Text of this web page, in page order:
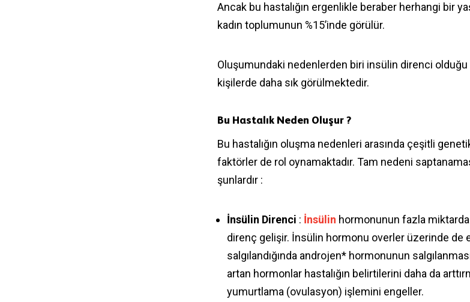
Ancak bu hastalığın ergenlikle beraber herhangi bir
kadın toplumunun %15’inde görülür.
Oluşumundaki nedenlerden biri insülin direnci
kişilerde daha sık görülmektedir.
Bu Hastalık Neden Oluşur ?
Bu hastalığın oluşma nedenleri arasında çeşitli
faktörler de rol oynamaktadır. Tam nedeni
şunlardır :
İnsülin Direnci : İnsülin hormonunun fazla
direnç gelişir. İnsülin hormonu overler üzerinde de
salgılandığında androjen* hormonunun
artan hormonlar hastalığın belirtilerini daha da
yumurtlama (ovulasyon) işlemini engeller.